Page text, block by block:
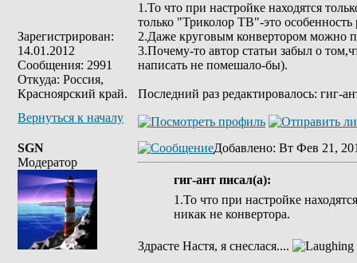
Зарегистрирован:
14.01.2012
Сообщения: 2991
Откуда: Россия,
Красноярский край.
1.То что при настройке находятся
только "Триколор ТВ"-это особенность
2.Даже круговым конвертором можно
3.Почему-то автор статьи забыл о
написать не помешало-бы).
Последний раз редактировалось: гиг-
Вернуться к началу
SGN
Модератор
Добавлено: Вт Фев 21,
гиг-ант писал(а):
1.То что при настройке
никак не конвертора.
Здрасте Настя, я снеслася....